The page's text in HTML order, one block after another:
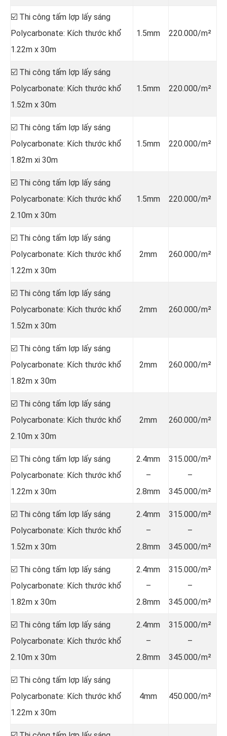
☑️ Thi công tấm lợp lấy sáng
Polycarbonate: Kích thước khổ
1.22m x 30m
1.5mm 220.000/m²
☑️ Thi công tấm lợp lấy sáng
Polycarbonate: Kích thước khổ
1.52m x 30m
1.5mm 220.000/m²
☑️ Thi công tấm lợp lấy sáng
Polycarbonate: Kích thước khổ
1.82m xi 30m
1.5mm 220.000/m²
☑️ Thi công tấm lợp lấy sáng
Polycarbonate: Kích thước khổ
2.10m x 30m
1.5mm 220.000/m²
☑️ Thi công tấm lợp lấy sáng
Polycarbonate: Kích thước khổ
1.22m x 30m
2mm 260.000/m²
☑️ Thi công tấm lợp lấy sáng
Polycarbonate: Kích thước khổ
1.52m x 30m
2mm 260.000/m²
☑️ Thi công tấm lợp lấy sáng
Polycarbonate: Kích thước khổ
1.82m x 30m
2mm 260.000/m²
☑️ Thi công tấm lợp lấy sáng
Polycarbonate: Kích thước khổ
2.10m x 30m
2mm 260.000/m²
☑️ Thi công tấm lợp lấy sáng
Polycarbonate: Kích thước khổ
1.22m x 30m
2.4mm
–
2.8mm
315.000/m²
–
345.000/m²
☑️ Thi công tấm lợp lấy sáng
Polycarbonate: Kích thước khổ
1.52m x 30m
2.4mm
–
2.8mm
315.000/m²
–
345.000/m²
☑️ Thi công tấm lợp lấy sáng
Polycarbonate: Kích thước khổ
1.82m x 30m
2.4mm
–
2.8mm
315.000/m²
–
345.000/m²
☑️ Thi công tấm lợp lấy sáng
Polycarbonate: Kích thước khổ
2.10m x 30m
2.4mm
–
2.8mm
315.000/m²
–
345.000/m²
☑️ Thi công tấm lợp lấy sáng
Polycarbonate: Kích thước khổ
1.22m x 30m
4mm 450.000/m²